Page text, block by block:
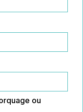
ou